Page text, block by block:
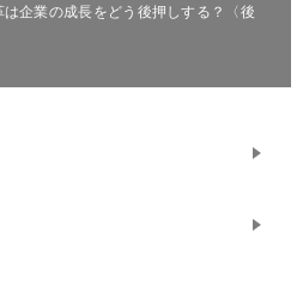
企業の成長をどう後押しする？〈後